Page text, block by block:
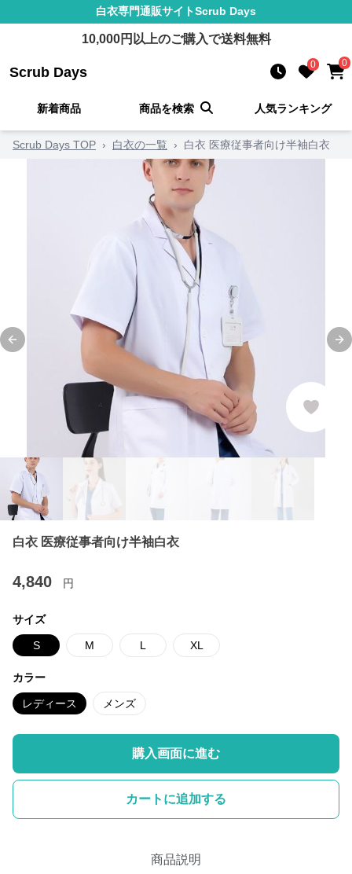
白衣専門通販サイトScrub Days
10,000円以上のご購入で送料無料
Scrub Days 0 0
新着商品 商品を検索 人気ランキング
Scrub Days TOP › 白衣の一覧 › 白衣 医療従事者向け半袖白衣
Previous slide
白衣 医療従事者向け半袖白衣
4,840 円
サイズ
S M L XL
カラー
レディース メンズ
購入画面に進む
カートに追加する
商品説明